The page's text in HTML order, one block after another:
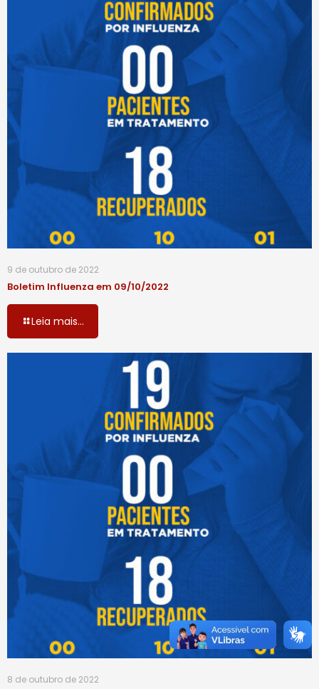
9 de outubro de 2022
Boletim Influenza em 09/10/2022
Leia mais...
8 de outubro de 2022